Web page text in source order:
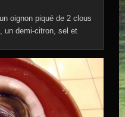
oignon piqué de 2 clous
un demi-citron, sel et